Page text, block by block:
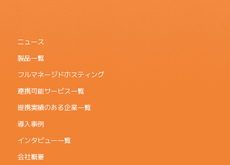
ニュース
製品一覧
フルマネージドホスティング
連携可能サービス一覧
提携実績のある企業一覧
導入事例
インタビュー一覧
会社概要